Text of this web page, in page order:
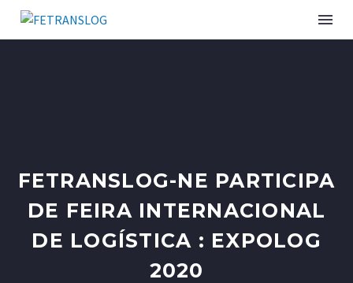
SERVIÇOS
CURSOS E EVENTOS
FETRANSLOG-NE PARTICIPA
DE FEIRA INTERNACIONAL
DE LOGÍSTICA : EXPOLOG
2020